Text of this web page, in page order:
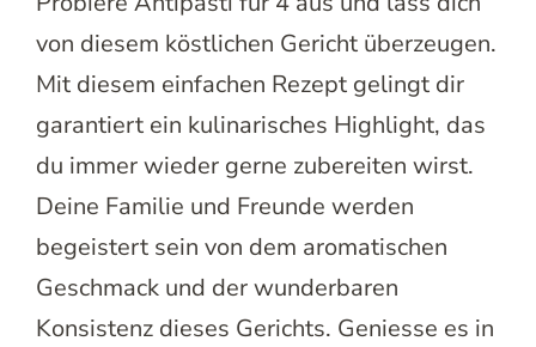
von diesem köstlichen Gericht überzeugen.
Mit diesem einfachen Rezept gelingt dir
garantiert ein kulinarisches Highlight, das
du immer wieder gerne zubereiten wirst.
Deine Familie und Freunde werden
begeistert sein von dem aromatischen
Geschmack und der wunderbaren
Konsistenz dieses Gerichts. Geniesse es in